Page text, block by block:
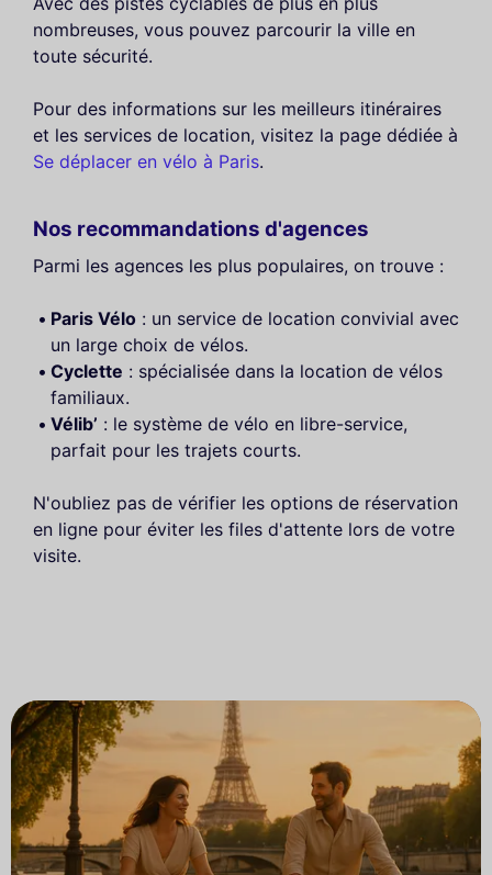
nombreuses, vous pouvez parcourir la ville en
toute sécurité.
Pour des informations sur les meilleurs itinéraires
et les services de location, visitez la page dédiée à
Se déplacer en vélo à Paris.
Nos recommandations d'agences
Parmi les agences les plus populaires, on trouve :
Paris Vélo : un service de location convivial avec
un large choix de vélos.
Cyclette : spécialisée dans la location de vélos
familiaux.
Vélib’ : le système de vélo en libre-service,
parfait pour les trajets courts.
N'oubliez pas de vérifier les options de réservation
en ligne pour éviter les files d'attente lors de votre
visite.